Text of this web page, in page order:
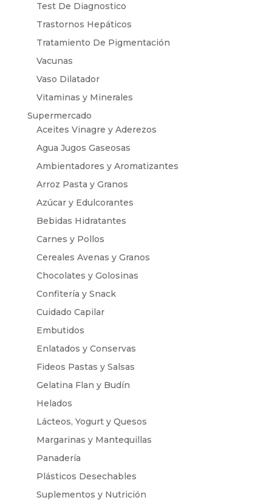
Test De Diagnostico
Trastornos Hepáticos
Tratamiento De Pigmentación
Vacunas
Vaso Dilatador
Vitaminas y Minerales
Supermercado
Aceites Vinagre y Aderezos
Agua Jugos Gaseosas
Ambientadores y Aromatizantes
Arroz Pasta y Granos
Azúcar y Edulcorantes
Bebidas Hidratantes
Carnes y Pollos
Cereales Avenas y Granos
Chocolates y Golosinas
Confitería y Snack
Cuidado Capilar
Embutidos
Enlatados y Conservas
Fideos Pastas y Salsas
Gelatina Flan y Budín
Helados
Lácteos, Yogurt y Quesos
Margarinas y Mantequillas
Panadería
Plásticos Desechables
Suplementos y Nutrición